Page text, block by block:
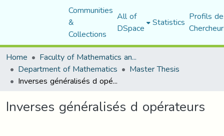
Communities
&
Collections
All of
DSpace Statistics Profils
Home
Faculty of Mathematics and Computer Science
Department of Mathematics Master Thesis
Inverses généralisés d opérateurs
Inverses généralisés d opérateurs